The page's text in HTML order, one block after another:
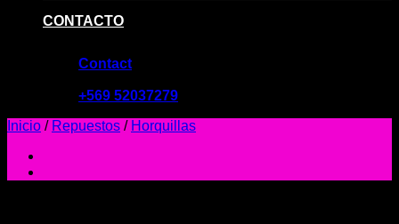
CONTACTO
Contact
+569 52037279
Inicio / Repuestos / Horquillas